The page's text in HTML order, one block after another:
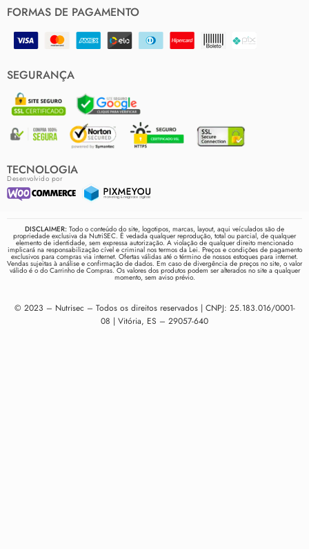
FORMAS DE PAGAMENTO
SEGURANÇA
TECNOLOGIA
Desenvolvido por
DISCLAIMER: Todo o conteúdo do site, logotipos, marcas, layout, aqui veículados são de
propriedade exclusiva da NutriSEC. É vedada qualquer reprodução, total ou parcial, de qualquer
elemento de identidade, sem expressa autorização. A violação de qualquer direito mencionado
implicará na responsabilização cível e criminal nos termos da Lei. Preços e condições de pagamento
exclusivos para compras via internet. Ofertas válidas até o término de nossos estoques para internet.
Vendas sujeitas à análise e confirmação de dados. Em caso de divergência de preços no site, o valor
válido é o do Carrinho de Compras. Os valores dos produtos podem ser alterados no site a qualquer
momento, sem aviso prévio.
© 2023 – Nutrisec – Todos os direitos reservados | CNPJ: 25.183.016/0001-
08 | Vitória, ES – 29057-640